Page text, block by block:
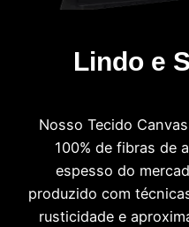
Lindo e
Nosso Tecido
100% de fibras de
espesso do
produzido com
rusticidade e